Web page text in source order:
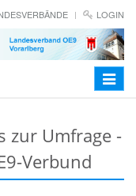
LOGIN
Toggle
zur Umfrage -
Verbund